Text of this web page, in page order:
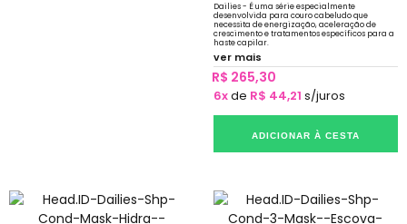
Dailies - É uma série especialmente
desenvolvida para couro cabeludo que
necessita de energização, aceleração de
crescimento e tratamentos específicos para a
haste capilar.
ver mais
R$ 265,30
6xde R$ 44,21 s/juros
ADICIONAR À CESTA